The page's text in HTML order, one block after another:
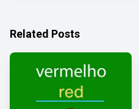
Related Posts